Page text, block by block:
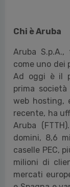
Chi è Aruba
Aruba
come uno dei
Ad oggi è il
prima
web hosting,
recente, ha
Aruba
domini, 8,6
caselle PEC,
milioni di
mercati